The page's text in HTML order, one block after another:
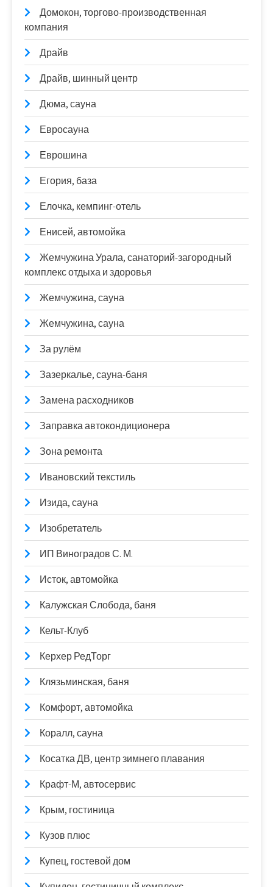
Домокон, торгово-производственная
компания
Драйв
Драйв, шинный центр
Дюма, сауна
Евросауна
Еврошина
Егория, база
Елочка, кемпинг-отель
Енисей, автомойка
Жемчужина Урала, санаторий-загородный
комплекс отдыха и здоровья
Жемчужина, сауна
Жемчужина, сауна
За рулём
Зазеркалье, сауна-баня
Замена расходников
Заправка автокондиционера
Зона ремонта
Ивановский текстиль
Изида, сауна
Изобретатель
ИП Виноградов С. М.
Исток, автомойка
Калужская Слобода, баня
Кельт-Клуб
Керхер РедТорг
Клязьминская, баня
Комфорт, автомойка
Коралл, сауна
Косатка ДВ, центр зимнего плавания
Крафт-М, автосервис
Крым, гостиница
Кузов плюс
Купец, гостевой дом